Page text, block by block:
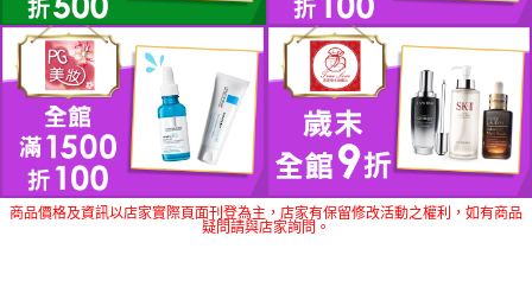
商品價格及資訊以店家實際頁面刊登為主，店家有保留修改活動之權利，如有商品
疑問請與店家詢問。